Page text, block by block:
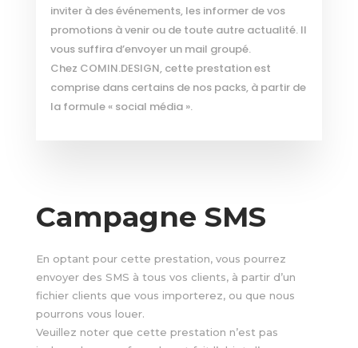
inviter à des événements, les informer de vos
promotions à venir ou de toute autre actualité. Il
vous suffira d’envoyer un mail groupé.
Chez COMIN.DESIGN, cette prestation est
comprise dans certains de nos packs, à partir de
la formule « social média ».
Campagne SMS
En optant pour cette prestation, vous pourrez
envoyer des SMS à tous vos clients, à partir d’un
fichier clients que vous importerez, ou que nous
pourrons vous louer.
Veuillez noter que cette prestation n’est pas